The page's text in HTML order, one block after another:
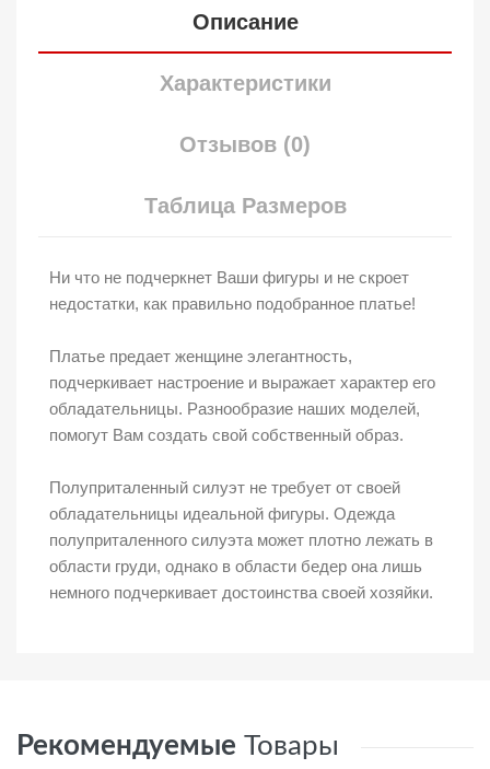
Описание
Характеристики
Отзывов (0)
Таблица Размеров
Ни что не подчеркнет Ваши фигуры и не скроет
недостатки, как правильно подобранное платье!
Платье предает женщине элегантность,
подчеркивает настроение и выражает характер его
обладательницы. Разнообразие наших моделей,
помогут Вам создать свой собственный образ.
Полуприталенный силуэт не требует от своей
обладательницы идеальной фигуры. Одежда
полуприталенного силуэта может плотно лежать в
области груди, однако в области бедер она лишь
немного подчеркивает достоинства своей хозяйки.
Рекомендуемые Товары